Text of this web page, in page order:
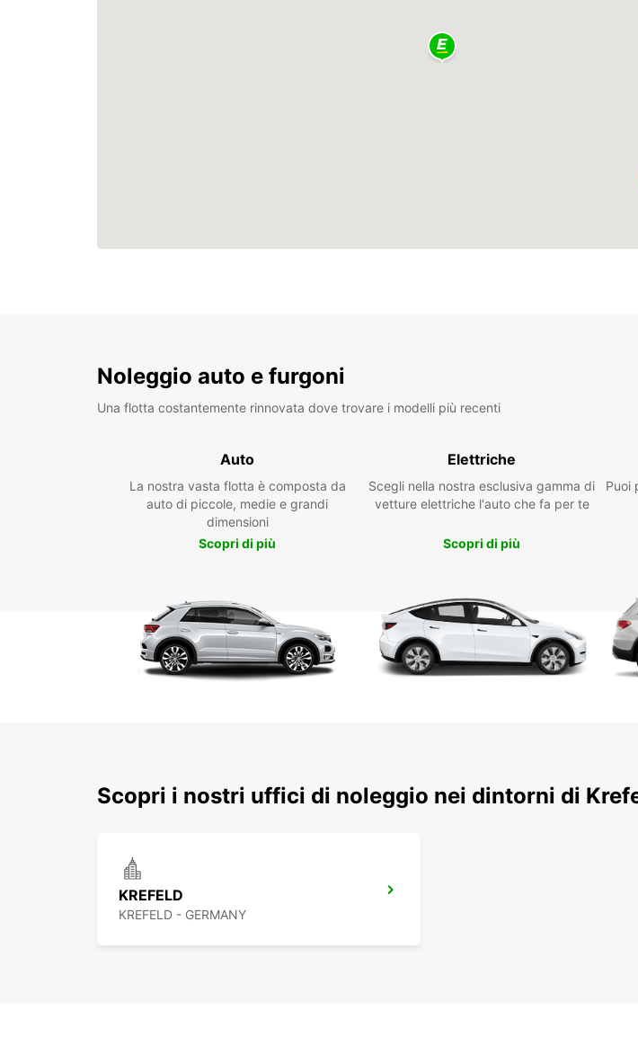
Noleggio auto e furgoni
Una flotta costantemente rinnovata dove trovare i modelli più recenti
Auto
La nostra vasta flotta è composta da
auto di piccole, medie e grandi
dimensioni
Scopri di più
Elettriche
Scegli nella nostra esclusiva gamma di
vetture elettriche l'auto che fa per te
Scopri di più
Puoi
Scopri i nostri uffici di noleggio nei dintorni di
KREFELD
KREFELD - GERMANY